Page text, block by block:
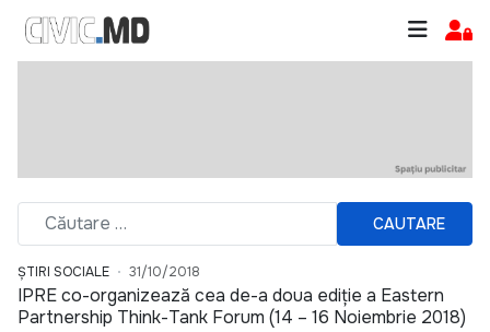
CAUTARE
ȘTIRI SOCIALE 31/10/2018
IPRE co-organizează cea de-a doua ediție a Eastern
Partnership Think-Tank Forum (14 – 16 Noiembrie 2018)